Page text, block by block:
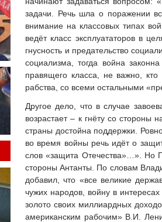
задачи. Речь шла о поражении
внимание на классовых типах
ведёт класс эксплуататоров в
гнусность и предательство
социализма, тогда война
правящего класса, не важно,
рабства, со всеми остальными
Другое дело, что в случае
возрастает – к гнёту со стороны
страны достойна поддержки.
во время войны речь идёт о
слов «защита Отечества»…». Но
стороны Антанты. По словам
добавил, что «все великие
чужих народов, войну в
золото своих миллиардных
американским рабочим» В.И.